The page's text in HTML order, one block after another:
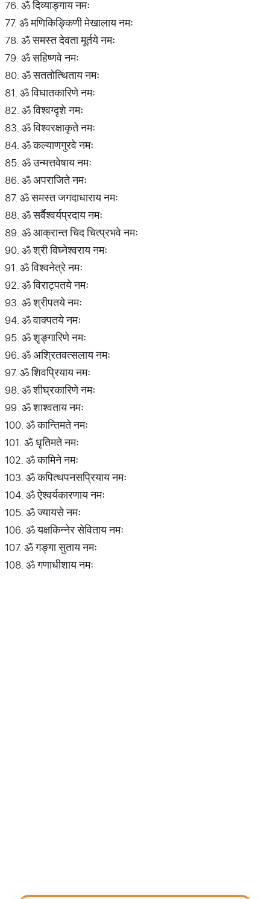
76. ॐ दिव्याङ्गाय नमः
77. ॐ मणिकिङ्किणी मेखालाय नमः
78. ॐ समस्त देवता मूर्तये नमः
79. ॐ सहिष्णवे नमः
80. ॐ सततोत्थिताय नमः
81. ॐ विघातकारिणे नमः
82. ॐ विश्वग्दृशे नमः
83. ॐ विश्वरक्षाकृते नमः
84. ॐ कल्याणगुरवे नमः
85. ॐ उन्मत्तवेषाय नमः
86. ॐ अपराजिते नमः
87. ॐ समस्त जगदाधाराय नमः
88. ॐ सर्वैश्वर्यप्रदाय नमः
89. ॐ आक्रान्त चिद चित्प्रभवे नमः
90. ॐ श्री विघ्नेश्वराय नमः
91. ॐ विश्वनेत्रे नमः
92. ॐ विराट्पतये नमः
93. ॐ श्रीपतये नमः
94. ॐ वाक्पतये नमः
95. ॐ शृङ्गारिणे नमः
96. ॐ अश्रितवत्सलाय नमः
97. ॐ शिवप्रियाय नमः
98. ॐ शीघ्रकारिणे नमः
99. ॐ शाश्वताय नमः
100. ॐ कान्तिमते नमः
101. ॐ धृतिमते नमः
102. ॐ कामिने नमः
103. ॐ कपित्थपनसप्रियाय नमः
104. ॐ ऐश्वर्यकारणाय नमः
105. ॐ ज्यायसे नमः
106. ॐ यक्षकिन्नेर सेविताय नमः
107. ॐ गङ्गा सुताय नमः
108. ॐ गणाधीशाय नमः